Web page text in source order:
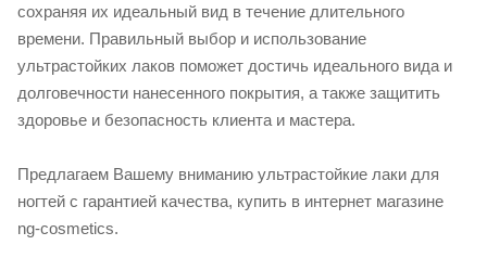
сохраняя их идеальный вид в течение длительного
времени. Правильный выбор и использование
ультрастойких лаков поможет достичь идеального вида и
долговечности нанесенного покрытия, а также защитить
здоровье и безопасность клиента и мастера.
Предлагаем Вашему вниманию ультрастойкие лаки для
ногтей с гарантией качества, купить в интернет магазине
ng-cosmetics.